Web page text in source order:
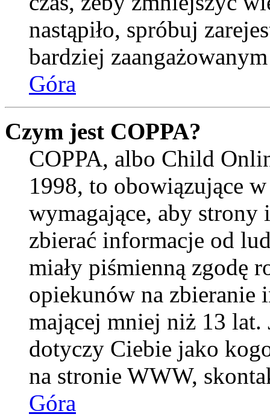
nastąpiło, spróbuj
bardziej
Góra
Czym jest COPPA?
COPPA, albo Child
1998, to obowiązujące
wymagające, aby strony
zbierać informacje od
miały piśmienną zgodę
opiekunów na zbieranie
mającej mniej niż 13 lat.
dotyczy Ciebie jako
na stronie WWW,
Góra